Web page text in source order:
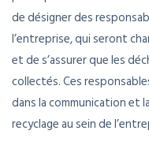
de désigner des
l’entreprise, qui seront
et de s’assurer que les
collectés. Ces
dans la communication et
recyclage au sein de